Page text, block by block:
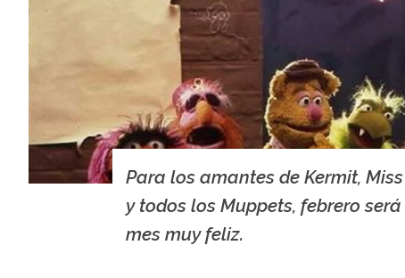
Para los amantes de Kermit,
y todos los Muppets, febrero será
mes muy feliz.